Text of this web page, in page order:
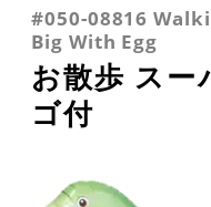
お散歩・エアウォ
#050-08816
Big With Egg
お散歩 スー
ゴ付